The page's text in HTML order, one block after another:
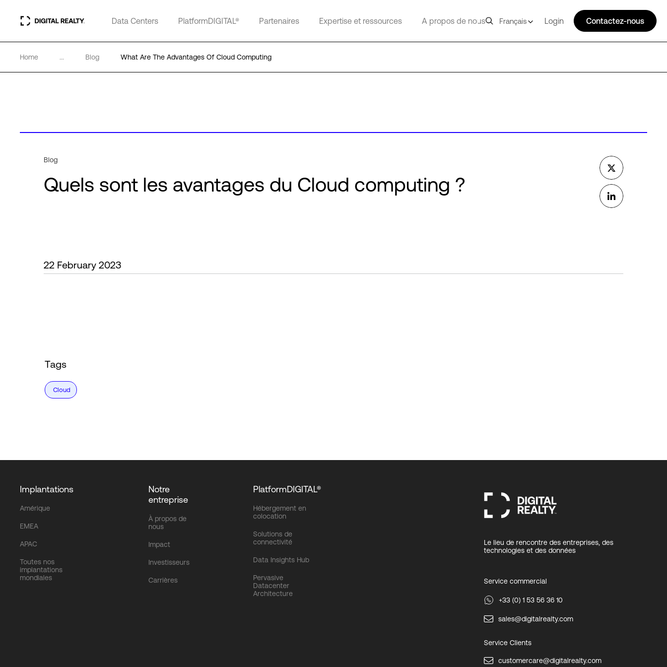
Data Centers PlatformDIGITAL® Partenaires Expertise et ressources A propos de nous Français Login Contactez-nous
Home ... Blog What Are The Advantages Of Cloud Computing
Blog
Quels sont les avantages du Cloud computing ?
22 February 2023
Tags
Cloud
Implantations
Amérique
EMEA
APAC
Toutes nos
implantations
mondiales
Notre
entreprise
À propos de
nous
Impact
Investisseurs
Carrières
PlatformDIGITAL®
Hébergement en
colocation
Solutions de
connectivité
Data Insights Hub
Pervasive
Datacenter
Architecture
Le lieu de rencontre des entreprises, des
technologies et des données
Service commercial
+33 (0) 1 53 56 36 10
sales@digitalrealty.com
Service Clients
customercare@digitalrealty.com